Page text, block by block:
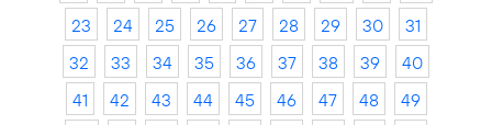
23
24 25 26 27 28 29 30
31
32
33 34 35 36 37 38 39
40
41
42 43 44 45 46 47 48
49